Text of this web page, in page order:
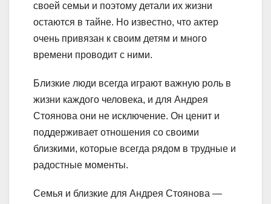
своей семьи и поэтому детали их жизни
остаются в тайне. Но известно, что актер
очень привязан к своим детям и много
времени проводит с ними.
Близкие люди всегда играют важную роль в
жизни каждого человека, и для Андрея
Стоянова они не исключение. Он ценит и
поддерживает отношения со своими
близкими, которые всегда рядом в трудные и
радостные моменты.
Семья и близкие для Андрея Стоянова —